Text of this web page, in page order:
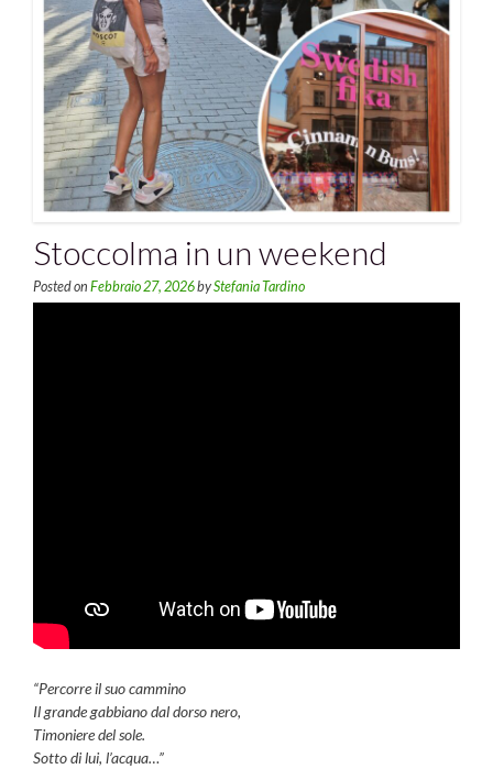
Stoccolma in un weekend
Posted on Febbraio 27, 2026byStefania Tardino
“Percorre il suo cammino
Il grande gabbiano dal dorso nero,
Timoniere del sole.
Sotto di lui, l’acqua…”